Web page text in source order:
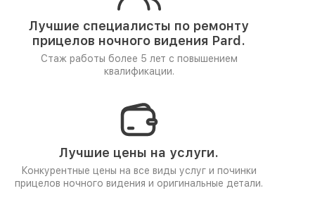
Лучшие специалисты по ремонту
прицелов ночного видения Pard.
Стаж работы более 5 лет с повышением
квалификации.
Лучшие цены на услуги.
Конкурентные цены на все виды услуг и починки
прицелов ночного видения и оригинальные детали.